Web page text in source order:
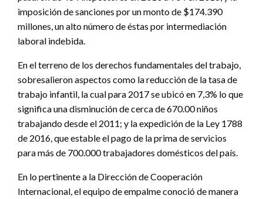
imposición de sanciones por un monto de $174.390
millones, un alto número de éstas por intermediación
laboral indebida.
En el terreno de los derechos fundamentales del trabajo,
sobresalieron aspectos como la reducción de la tasa de
trabajo infantil, la cual para 2017 se ubicó en 7,3% lo que
significa una disminución de cerca de 670.00 niños
trabajando desde el 2011; y la expedición de la Ley 1788
de 2016, que estable el pago de la prima de servicios
para más de 700.000 trabajadores domésticos del país.
En lo pertinente a la Dirección de Cooperación
Internacional, el equipo de empalme conoció de manera